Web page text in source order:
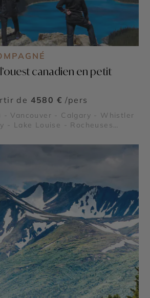
canadien en petit
de 4580 € /pers
- Vancouver - Calgary - Whistler
- Lake Louise - Rocheuses